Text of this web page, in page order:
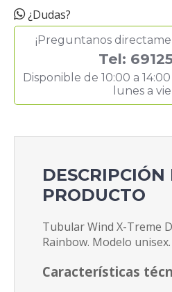
¿Dudas?
¡Preguntanos
Tel:
Disponible de 10:00 a
lunes a
DESCRIPCIÓN
PRODUCTO
Tubular Wind X-Treme
Rainbow. Modelo unisex.
Características